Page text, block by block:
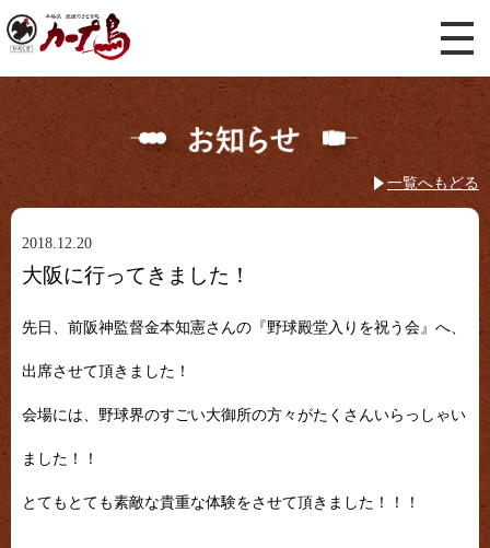
一覧へもどる
2018.12.20
大阪に行ってきました！
先日、前阪神監督金本知憲さんの『野球殿堂入りを祝う会』へ、
出席させて頂きました！
会場には、野球界のすごい大御所の方々がたくさんいらっしゃい
ました！！
とてもとても素敵な貴重な体験をさせて頂きました！！！